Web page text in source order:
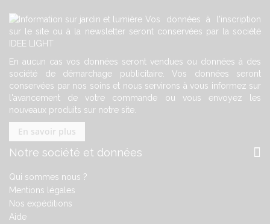
Vos données à l'inscription
sur le site ou à la newsletter seront conservées par la société
IDEE LIGHT
En aucun cas vos données seront vendues ou données à des
société de démarchage publicitaire. Vos données seront
conservées par nos soins et nous servirons à vous informez sur
l'avancement de votre commande ou vous envoyez les
nouveaux produits sur notre site.
En savoir plus
Notre société et données
Qui sommes nous ?
Mentions légales
Nos expéditions
Aide